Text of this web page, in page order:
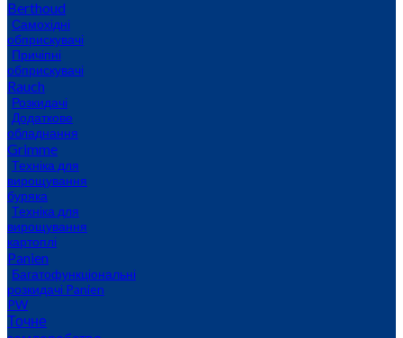
Berthoud
Самохідні
обприскувачі
Причіпні
обприскувачі
Rauch
Розкидачі
Додаткове
обладнання
Grimme
Техніка для
вирощування
буряка
Техніка для
вирощування
картоплі
Panien
Багатофункціональні
розкидачі Panien
PW
Точне